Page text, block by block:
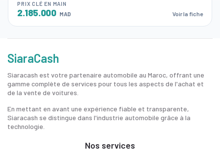
PRIX CLÉ EN MAIN
2.185.000 MAD Voir la fiche
SiaraCash
Siaracash est votre partenaire automobile au Maroc, offrant une
gamme complète de services pour tous les aspects de l'achat et
de la vente de voitures.
En mettant en avant une expérience fiable et transparente,
Siaracash se distingue dans l'industrie automobile grâce à la
technologie.
Nos services